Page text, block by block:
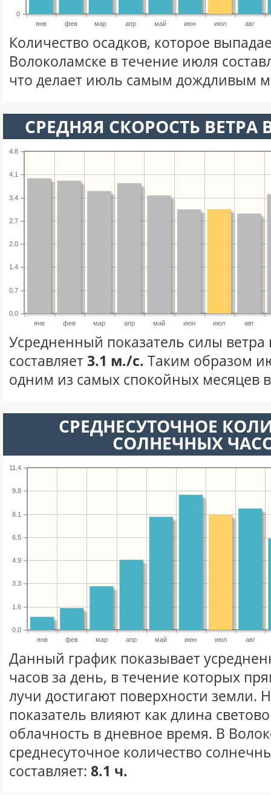
янв фев мар апр май июн июл авг
0
Количество осадков, которое
Волоколамске в течение июля
что делает июль самым дождливым
СРЕДНЯЯ СКОРОСТЬ
янв фев мар апр май июн июл авг
0.0
0.7
1.4
2.0
2.7
3.4
4.1
4.8
Усредненный показатель силы
составляет3.1 м./с. Таким образом
одним из самых спокойных месяцев
СРЕДНЕСУТОЧНОЕ
СОЛНЕЧНЫХ
янв фев мар апр май июн июл авг
0.0
1.6
3.3
4.9
6.5
8.1
9.8
11.4
Данный график показывает
часов за день, в течение которых
лучи достигают поверхности земли.
показатель влияют как длина
облачность в дневное время. В
среднесуточное количество
составляет: 8.1 ч.